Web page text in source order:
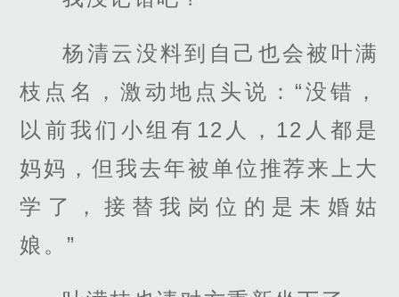
杨清云没料到自己也会被叶满
枝点名，激动地点头说：“没错，
以前我们小组有12人，12人都是
妈妈，但我去年被单位推荐来上大
学了，接替我岗位的是未婚姑
娘。”